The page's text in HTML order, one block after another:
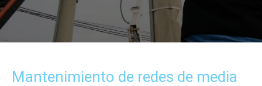
Mantenimiento de redes de media